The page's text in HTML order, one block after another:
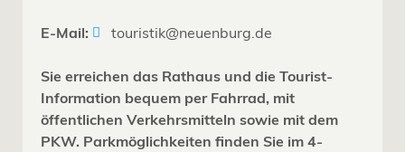
E-Mail: touristik@neuenburg.de
Sie erreichen das Rathaus und die Tourist-
Information bequem per Fahrrad, mit
öffentlichen Verkehrsmitteln sowie mit dem
PKW. Parkmöglichkeiten finden Sie im 4-